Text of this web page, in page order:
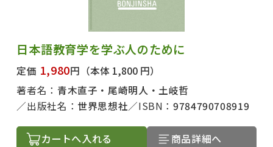
日本語教育学を学ぶ人のために
定価 1,980円 （本体 1,800 円）
著者名： 青木直子・尾崎明人・土岐哲
出版社名： 世界思想社 ISBN：9784790708919
カートへ入れる 商品詳細へ